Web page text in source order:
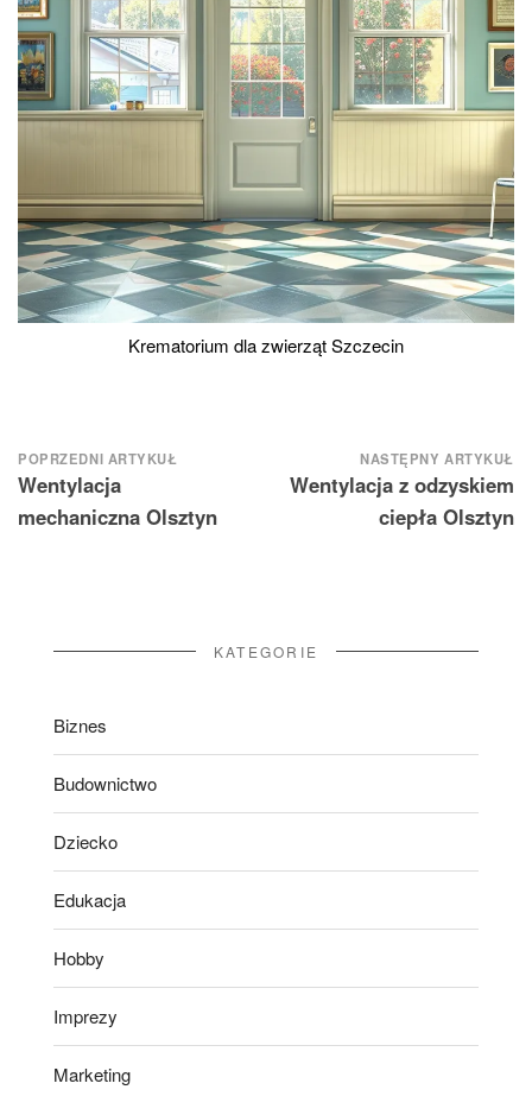
Krematorium dla zwierząt Szczecin
Nawigacja
wpisu
POPRZEDNI ARTYKUŁ
Wentylacja
mechaniczna Olsztyn
NASTĘPNY ARTYKUŁ
Wentylacja z odzyskiem
ciepła Olsztyn
KATEGORIE
Biznes
Budownictwo
Dziecko
Edukacja
Hobby
Imprezy
Marketing